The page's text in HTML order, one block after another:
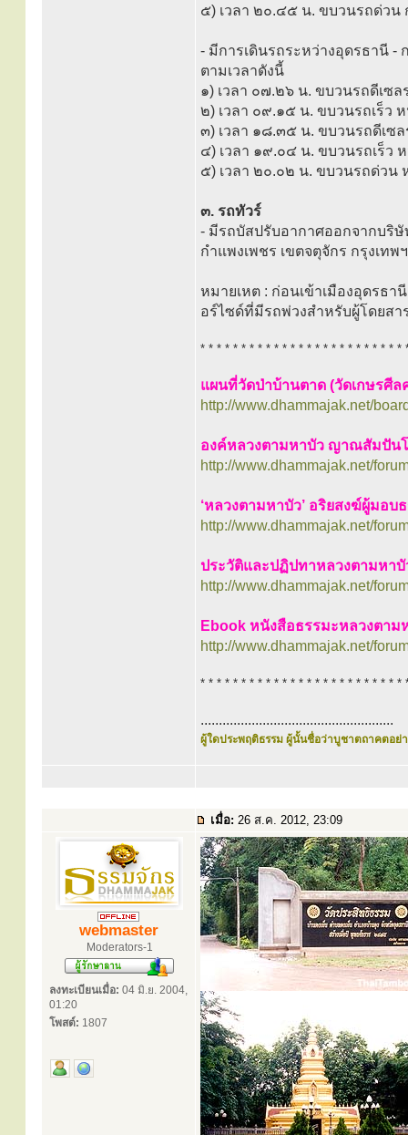
๕) เวลา ๒๐.๔๕ น. ขบวนรถด่วน
- มีการเดินรถระหว่างอุดรธานี -
ตามเวลาดังนี้
๑) เวลา ๐๗.๒๖ น. ขบวนรถดีเซ
๒) เวลา ๐๙.๑๕ น. ขบวนรถเร็ว
๓) เวลา ๑๘.๓๕ น. ขบวนรถดีเซ
๔) เวลา ๑๙.๐๔ น. ขบวนรถเร็ว
๕) เวลา ๒๐.๐๒ น. ขบวนรถด่วน
๓. รถทัวร์
- มีรถบัสปรับอากาศออกจากบริ
กำแพงเพชร เขตจตุจักร กรุงเทพ
หมายเหต : ก่อนเข้าเมืองอุดรธา
อร์ไซด์ที่มีรถพ่วงสำหรับผู้โดยสา
* * * * * * * * * * * * * * * * * * * * * * * * *
แผนที่วัดป่าบ้านตาด (วัดเกษรศี
http://www.dhammajak.net/
องค์หลวงตามหาบัว ญาณสัมปันโ
http://www.dhammajak.net/
‘หลวงตามหาบัว’ อริยสงฆ์ผู้มอ
http://www.dhammajak.net/
ประวัติและปฏิปทาหลวงตามหา
http://www.dhammajak.net/
Ebook หนังสือธรรมะหลวงตา
http://www.dhammajak.net/
* * * * * * * * * * * * * * * * * * * * * * * * *
.....................................................
ผู้ใดประพฤติธรรม ผู้นั้นชื่อว่าบูชาตถาคตอย่า
เมื่อ: 26 ส.ค. 2012, 23:09
webmaster
Moderators-1
ลงทะเบียนเมื่อ: 04 มิ.ย. 2004,
01:20
โพสต์: 1807